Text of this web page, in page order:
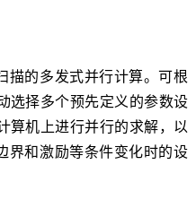
描的多发式并行计算。可根
选择多个预先定义的参数设
算机上进行并行的求解，以
界和激励等条件变化时的设